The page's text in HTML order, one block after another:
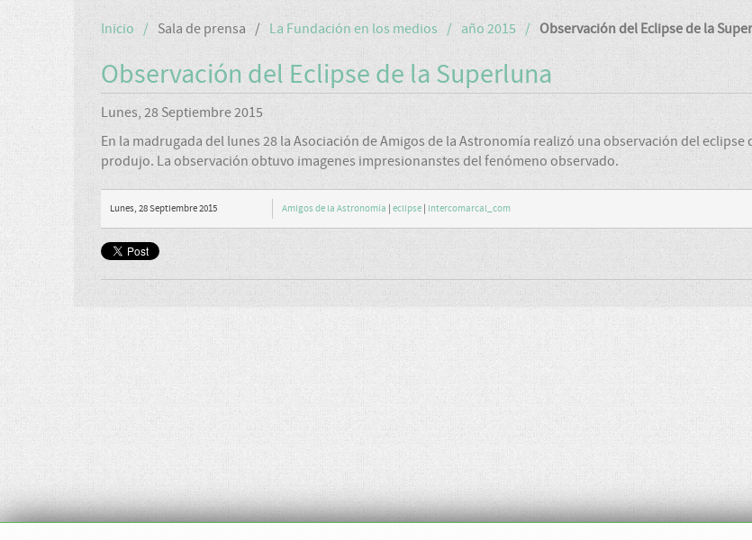
Inicio Sala de prensa La Fundación en los medios año 2015 Observación del Eclipse de la
Observación del Eclipse de la Superluna
Lunes, 28 Septiembre 2015
En la madrugada del lunes 28 la Asociación de Amigos de la Astronomía realizó una observación del eclipse
produjo. La observación obtuvo imagenes impresionanstes del fenómeno observado.
Lunes, 28 Septiembre 2015 Amigos de la Astronomía | eclipse | Intercomarcal_com